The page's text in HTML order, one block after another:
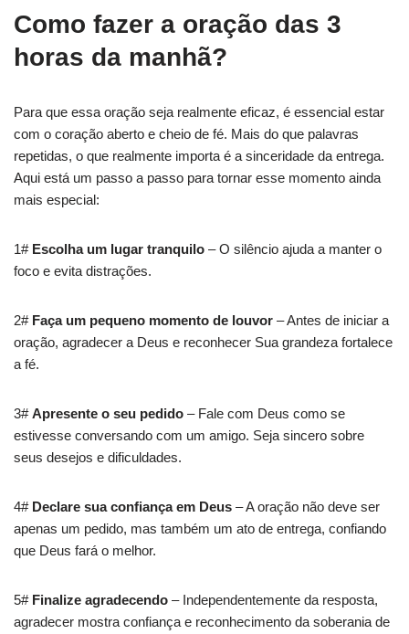
Como fazer a oração das 3
horas da manhã?
Para que essa oração seja realmente eficaz, é essencial estar
com o coração aberto e cheio de fé. Mais do que palavras
repetidas, o que realmente importa é a sinceridade da entrega.
Aqui está um passo a passo para tornar esse momento ainda
mais especial:
1# Escolha um lugar tranquilo – O silêncio ajuda a manter o
foco e evita distrações.
2# Faça um pequeno momento de louvor – Antes de iniciar a
oração, agradecer a Deus e reconhecer Sua grandeza fortalece
a fé.
3#Apresente o seu pedido – Fale com Deus como se
estivesse conversando com um amigo. Seja sincero sobre
seus desejos e dificuldades.
4# Declare sua confiança em Deus – A oração não deve ser
apenas um pedido, mas também um ato de entrega, confiando
que Deus fará o melhor.
5# Finalize agradecendo – Independentemente da resposta,
agradecer mostra confiança e reconhecimento da soberania de